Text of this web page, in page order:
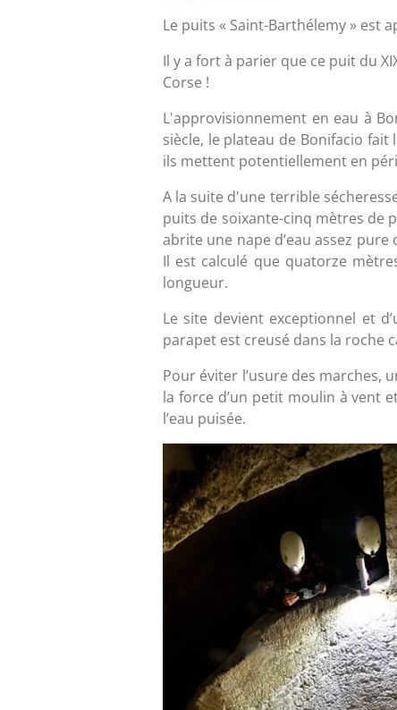
Le puits « Saint-Barthélemy » est
Il y a fort à parier que ce puit du
Corse !
L'approvisionnement en eau à
siècle, le plateau de Bonifacio
ils mettent potentiellement en
A la suite d'une terrible
puits de soixante-cinq mètres de
abrite une nape d’eau assez
Il est calculé que quatorze
longueur.
Le site devient exceptionnel et
parapet est creusé dans la roche
Pour éviter l’usure des marches,
la force d’un petit moulin à vent
l’eau puisée.